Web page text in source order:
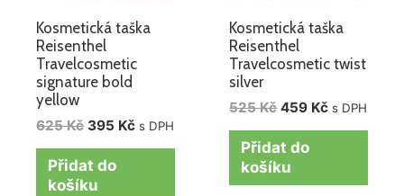
Kosmetická taška
Reisenthel
Travelcosmetic
signature bold
yellow
625Kč 395 Kč s DPH
Přidat do
košíku
Kosmetická taška
Reisenthel
Travelcosmetic twist
silver
525Kč 459 Kč s DPH
Přidat do
košíku